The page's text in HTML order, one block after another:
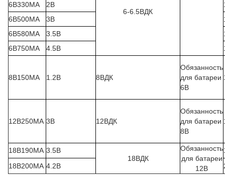
6-6.5ВДК
6В330МА
2В
6В500МА
3В
6В580МА
3.5В
6В750МА
4.5В
8В150МА 1.2В 8ВДК
Обязанность
для батареи
6В
12В250МА 3В 12ВДК
Обязанность
для батареи
8В
18В190МА 3.5В
18ВДК
Обязанность
для батареи
12В
18В200МА 4.2В